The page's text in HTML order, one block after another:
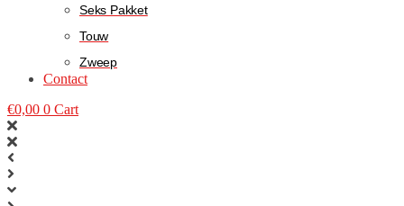
Seks Pakket
Touw
Zweep
Contact
€0,00 0 Cart